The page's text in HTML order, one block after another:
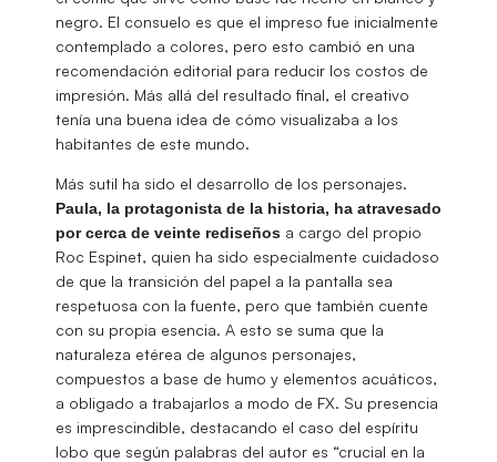
negro. El consuelo es que el impreso fue inicialmente
contemplado a colores, pero esto cambió en una
recomendación editorial para reducir los costos de
impresión. Más allá del resultado final, el creativo
tenía una buena idea de cómo visualizaba a los
habitantes de este mundo.
Más sutil ha sido el desarrollo de los personajes.
Paula, la protagonista de la historia, ha atravesado
por cerca de veinte rediseños a cargo del propio
Roc Espinet, quien ha sido especialmente cuidadoso
de que la transición del papel a la pantalla sea
respetuosa con la fuente, pero que también cuente
con su propia esencia. A esto se suma que la
naturaleza etérea de algunos personajes,
compuestos a base de humo y elementos acuáticos,
a obligado a trabajarlos a modo de FX. Su presencia
es imprescindible, destacando el caso del espíritu
lobo que según palabras del autor es “crucial en la